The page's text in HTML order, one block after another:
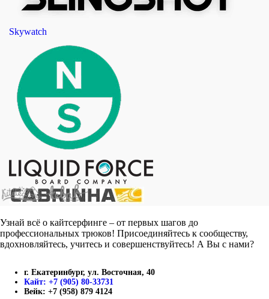
Skywatch
Узнай всё о кайтсерфинге – от первых шагов до
профессиональных трюков! Присоединяйтесь к сообществу,
вдохновляйтесь, учитесь и совершенствуйтесь! А Вы с нами?
г. Екатеринбург, ул. Восточная, 40
Кайт: +7 (905) 80-33731
Вейк: +7 (958) 879 4124